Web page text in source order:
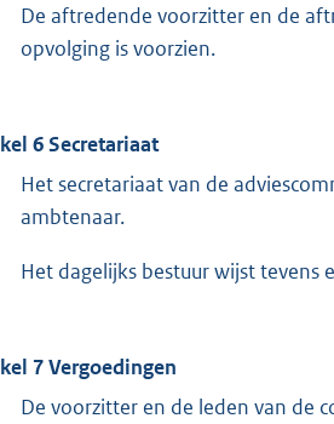
De aftredende voorzitter en de
opvolging is voorzien.
6 Secretariaat
Het secretariaat van de
ambtenaar.
Het dagelijks bestuur wijst tevens
7 Vergoedingen
De voorzitter en de leden van de